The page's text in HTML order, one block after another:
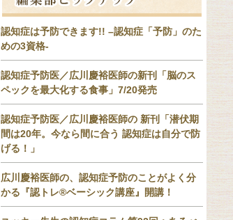
認知症は予防できます!! –認知症「予防」のた
めの3資格-
認知症予防医／広川慶裕医師の新刊「脳のス
ペックを最大化する食事」7/20発売
認知症予防医／広川慶裕医師の 新刊「潜伏期
間は20年。今なら間に合う 認知症は自分で防
げる！」
広川慶裕医師の、認知症予防のことがよく分
かる『認トレ®️ベーシック講座』開講！